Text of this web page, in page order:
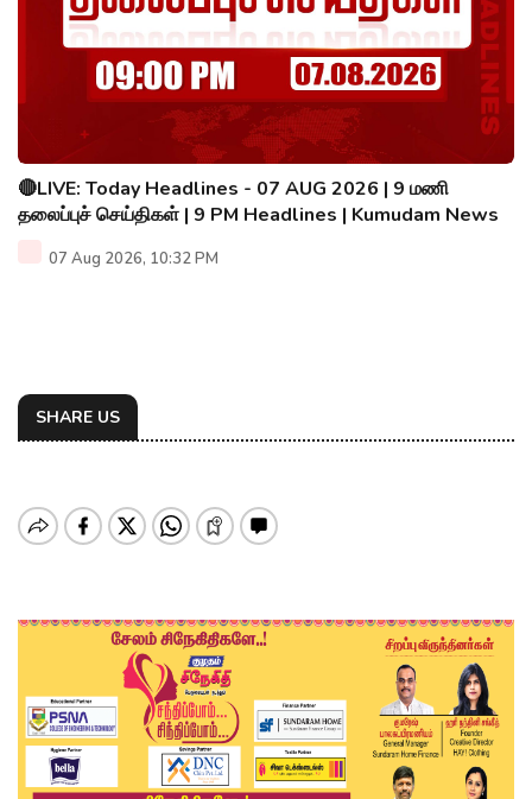
🔴LIVE: Today Headlines - 07 AUG 2026 | 9 மணி
தலைப்புச் செய்திகள் | 9 PM Headlines | Kumudam News
07 Aug 2026, 10:32 PM
SHARE US